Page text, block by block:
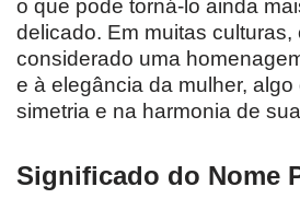
o que pode torná-lo ainda
delicado. Em muitas culturas,
considerado uma
e à elegância da mulher,
simetria e na harmonia de
Significado do Nome